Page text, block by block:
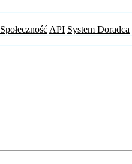
Społeczność API System Doradca